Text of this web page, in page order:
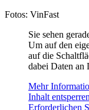
Fotos: VinFast
Sie sehen
Um auf den
auf die
dabei Daten an
Mehr
Inhalt entsperren
Erforderlichen